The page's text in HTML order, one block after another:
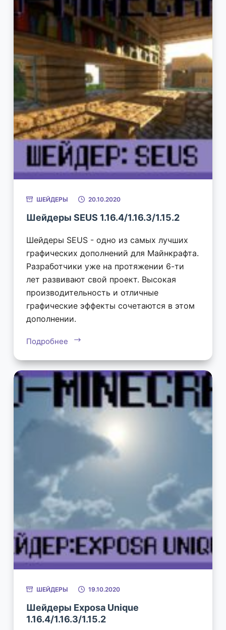
ШЕЙДЕРЫ 20.10.2020
Шейдеры SEUS 1.16.4/1.16.3/1.15.2
Шейдеры SEUS - одно из самых лучших
графических дополнений для Майнкрафта.
Разработчики уже на протяжении 6-ти
лет развивают свой проект. Высокая
производительность и отличные
графические эффекты сочетаются в этом
дополнении.
Подробнее
ШЕЙДЕРЫ 19.10.2020
Шейдеры Exposa Unique
1.16.4/1.16.3/1.15.2